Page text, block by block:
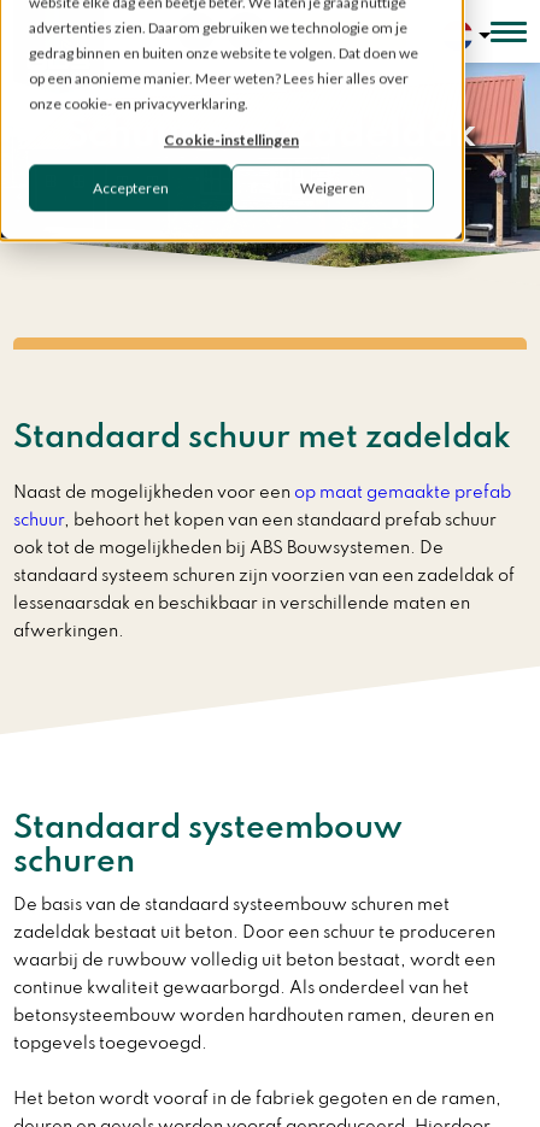
advertenties zien. Daarom gebruiken we technologie om je
gedrag binnen en buiten onze website te volgen. Dat doen we
op een anonieme manier. Meer weten? Lees hier alles over
onze cookie- en privacyverklaring.
Cookie-instellingen
Accepteren Weigeren
Configurator
Schuur met zadeldak
Standaard schuur met zadeldak
Naast de mogelijkheden voor een op maat gemaakte prefab
schuur, behoort het kopen van een standaard prefab schuur
ook tot de mogelijkheden bij ABS Bouwsystemen. De
standaard systeem schuren zijn voorzien van een zadeldak of
lessenaarsdak en beschikbaar in verschillende maten en
afwerkingen.
Standaard systeembouw
schuren
De basis van de standaard systeembouw schuren met
zadeldak bestaat uit beton. Door een schuur te produceren
waarbij de ruwbouw volledig uit beton bestaat, wordt een
continue kwaliteit gewaarborgd. Als onderdeel van het
betonsysteembouw worden hardhouten ramen, deuren en
topgevels toegevoegd.
Het beton wordt vooraf in de fabriek gegoten en de ramen,